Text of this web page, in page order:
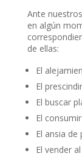
Ante
en algún
de ellas:
El
El
El buscar
El
El ansia
El vender